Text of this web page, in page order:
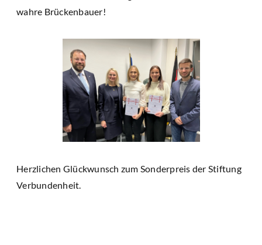
wahre Brückenbauer!
Herzlichen Glückwunsch zum Sonderpreis der Stiftung
Verbundenheit.